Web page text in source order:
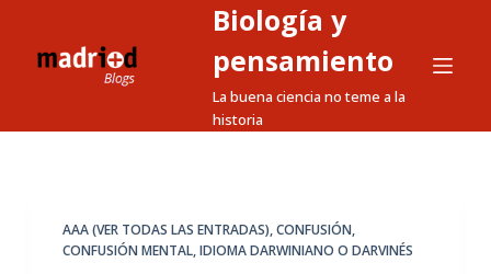
a
Biología y
pensamiento
La buena ciencia no teme a la
historia
AAA (VER TODAS LAS ENTRADAS),CONFUSIÓN,
CONFUSIÓN MENTAL,IDIOMA DARWINIANO O DARVINÉS